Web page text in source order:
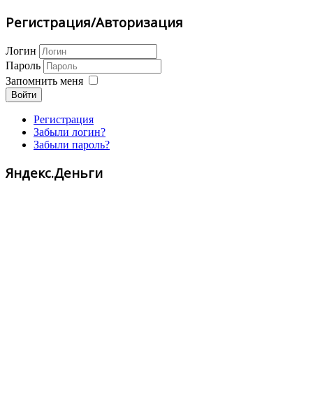
Регистрация/Авторизация
Логин
Пароль
Запомнить меня
Войти
Регистрация
Забыли логин?
Забыли пароль?
Яндекс.Деньги